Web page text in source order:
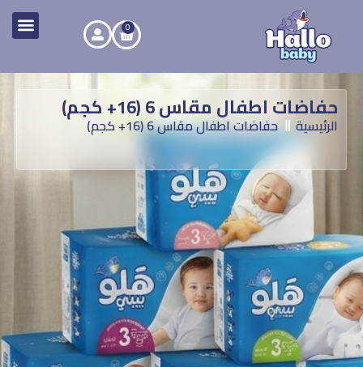
0
حفاضات اطفال مقاس 6 (16+ كجم)
الرئيسية حفاضات اطفال مقاس 6 (16+ كجم)